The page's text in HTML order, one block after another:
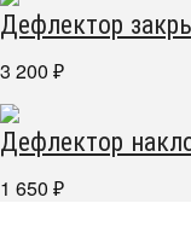
Дефлектор
3 200 ₽
Дефлектор
1 650 ₽